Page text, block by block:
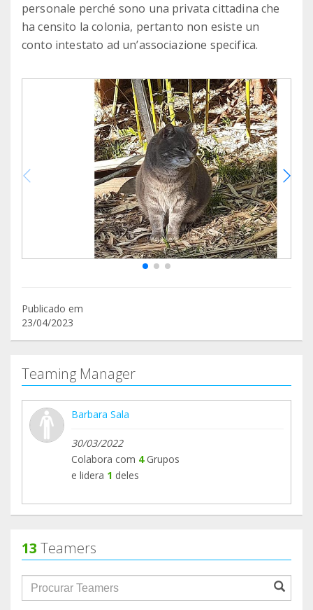
personale perché sono una privata cittadina che
ha censito la colonia, pertanto non esiste un
conto intestato ad un’associazione specifica.
Publicado em
23/04/2023
Teaming Manager
Barbara Sala
30/03/2022
Colabora com 4Grupos
e lidera 1 deles
13 Teamers
groupProfile.searchForm.search.text???